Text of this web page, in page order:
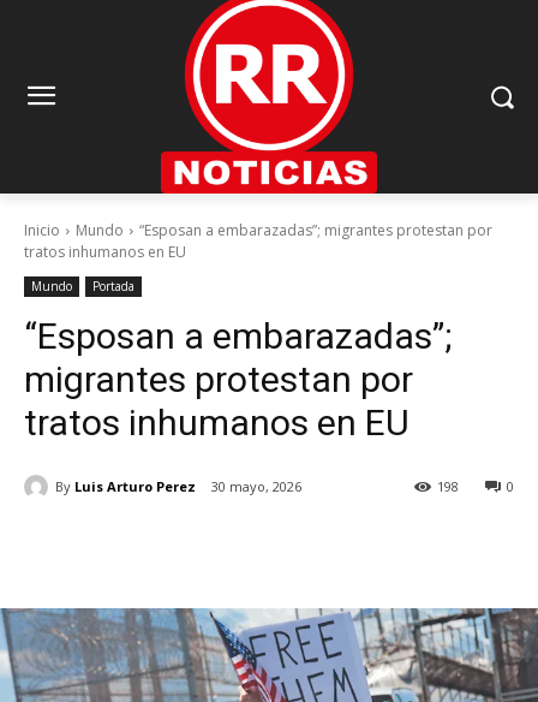
Inicio Mundo
“Esposan a embarazadas”; migrantes protestan por
tratos inhumanos en EU
Mundo Portada
“Esposan a embarazadas”;
migrantes protestan por
tratos inhumanos en EU
By Luis Arturo Perez 30 mayo, 2026 0
198